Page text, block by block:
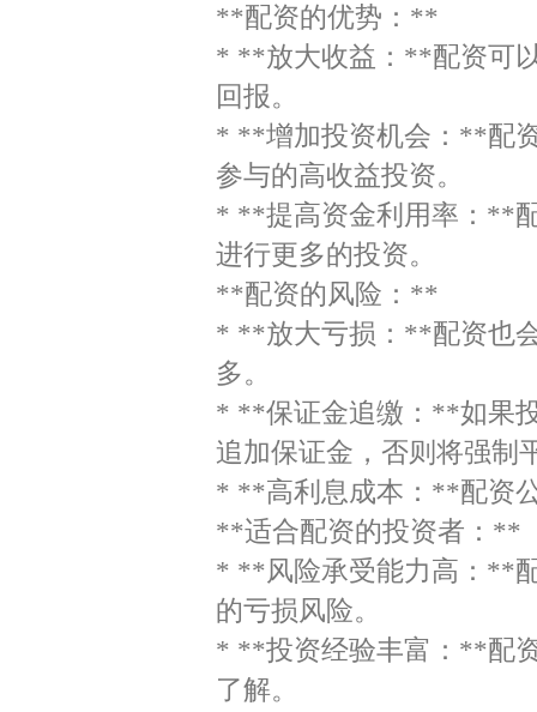
**配资的优势：**
* **放大收益：**配资可
回报。
* **增加投资机会：**配
参与的高收益投资。
* **提高资金利用率：**
进行更多的投资。
**配资的风险：**
* **放大亏损：**配资也
多。
* **保证金追缴：**如果
追加保证金，否则将强制
* **高利息成本：**配资
**适合配资的投资者：**
* **风险承受能力高：**
的亏损风险。
* **投资经验丰富：**配
了解。